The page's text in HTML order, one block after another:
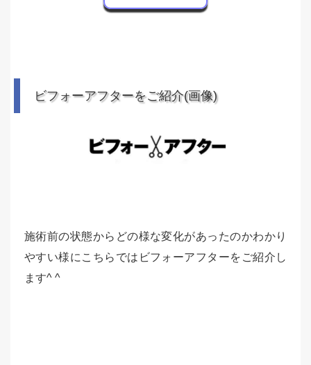
ビフォーアフターをご紹介(画像)
施術前の状態からどの様な変化があったのかわかり
やすい様にこちらではビフォーアフターをご紹介し
ます^ ^